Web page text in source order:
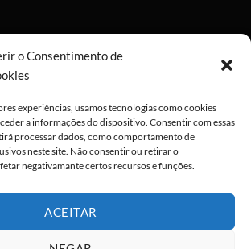
o Consentimento de
experiências, usamos tecnologias como cookies
a informações do dispositivo. Consentir com essas
processar dados, como comportamento de
neste site. Não consentir ou retirar o
negativamante certos recursos e funções.
ACEITAR